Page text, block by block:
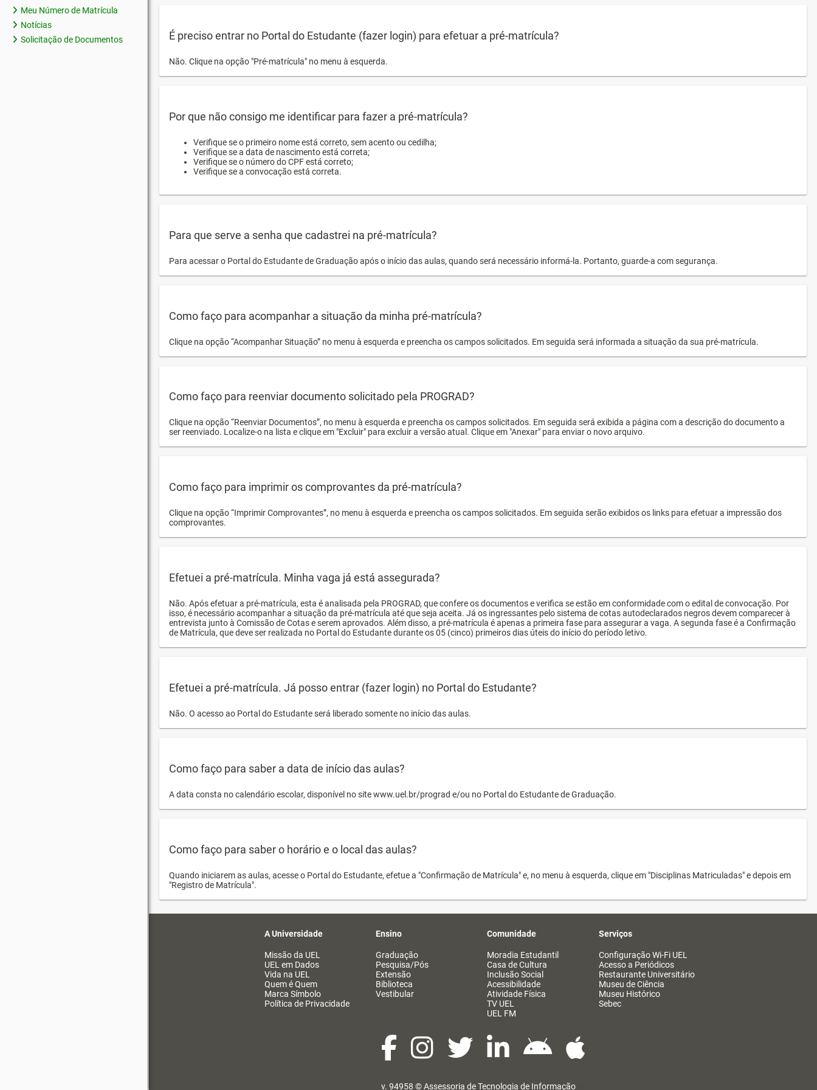
Meu Número de Matrícula
Notícias
Solicitação de Documentos
É preciso entrar no Portal do Estudante (fazer login) para efetuar a pré-matrícula?
Não. Clique na opção "Pré-matrícula" no menu à esquerda.
Por que não consigo me identificar para fazer a pré-matrícula?
Verifique se o primeiro nome está correto, sem acento ou cedilha;
Verifique se a data de nascimento está correta;
Verifique se o número do CPF está correto;
Verifique se a convocação está correta.
Para que serve a senha que cadastrei na pré-matrícula?
Para acessar o Portal do Estudante de Graduação após o início das aulas, quando será necessário informá-la. Portanto, guarde-a com segurança.
Como faço para acompanhar a situação da minha pré-matrícula?
Clique na opção “Acompanhar Situação” no menu à esquerda e preencha os campos solicitados. Em seguida será informada a situação da sua pré-matrícula.
Como faço para reenviar documento solicitado pela PROGRAD?
Clique na opção “Reenviar Documentos”, no menu à esquerda e preencha os campos solicitados. Em seguida será exibida a página com a descrição do documento a
ser reenviado. Localize-o na lista e clique em "Excluir" para excluir a versão atual. Clique em "Anexar" para enviar o novo arquivo.
Como faço para imprimir os comprovantes da pré-matrícula?
Clique na opção “Imprimir Comprovantes”, no menu à esquerda e preencha os campos solicitados. Em seguida serão exibidos os links para efetuar a impressão dos
comprovantes.
Efetuei a pré-matrícula. Minha vaga já está assegurada?
Não. Após efetuar a pré-matrícula, esta é analisada pela PROGRAD, que confere os documentos e verifica se estão em conformidade com o edital de convocação. Por
isso, é necessário acompanhar a situação da pré-matrícula até que seja aceita. Já os ingressantes pelo sistema de cotas autodeclarados negros devem comparecer à
entrevista junto à Comissão de Cotas e serem aprovados. Além disso, a pré-matrícula é apenas a primeira fase para assegurar a vaga. A segunda fase é a Confirmação
de Matrícula, que deve ser realizada no Portal do Estudante durante os 05 (cinco) primeiros dias úteis do início do período letivo.
Efetuei a pré-matrícula. Já posso entrar (fazer login) no Portal do Estudante?
Não. O acesso ao Portal do Estudante será liberado somente no início das aulas.
Como faço para saber a data de início das aulas?
A data consta no calendário escolar, disponível no site www.uel.br/prograd e/ou no Portal do Estudante de Graduação.
Como faço para saber o horário e o local das aulas?
Quando iniciarem as aulas, acesse o Portal do Estudante, efetue a "Confirmação de Matrícula" e, no menu à esquerda, clique em "Disciplinas Matriculadas" e depois em
"Registro de Matrícula".
A Universidade
Missão da UEL
UEL em Dados
Vida na UEL
Quem é Quem
Marca Símbolo
Política de Privacidade
Ensino
Graduação
Pesquisa/Pós
Extensão
Biblioteca
Vestibular
Comunidade
Moradia Estudantil
Casa de Cultura
Inclusão Social
Acessibilidade
Atividade Física
TV UEL
UEL FM
Serviços
Configuração Wi-Fi UEL
Acesso a Periódicos
Restaurante Universitário
Museu de Ciência
Museu Histórico
Sebec
v. 94958 ©Assessoria de Tecnologia de Informação